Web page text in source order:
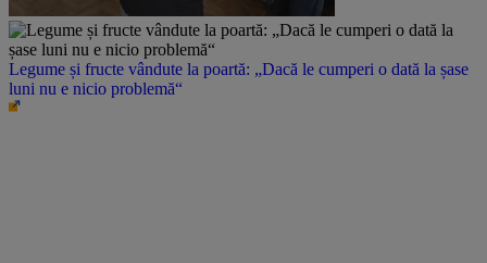
Legume și fructe vândute la poartă: „Dacă le cumperi o dată la șase
luni nu e nicio problemă“